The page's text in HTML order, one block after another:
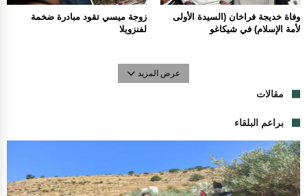
زوجة ميسي تقود مبادرة ضخمة
لفنزويلا
وفاة خديجة فراخان (السيدة الأولى
لأمة الإسلام) في شيكاغو
عرض المزيد
مقالات
براعم البلقاء